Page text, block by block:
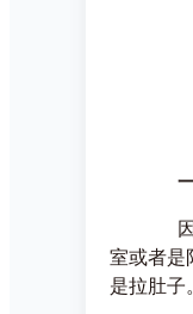
一
因为
室或者是
是拉肚子